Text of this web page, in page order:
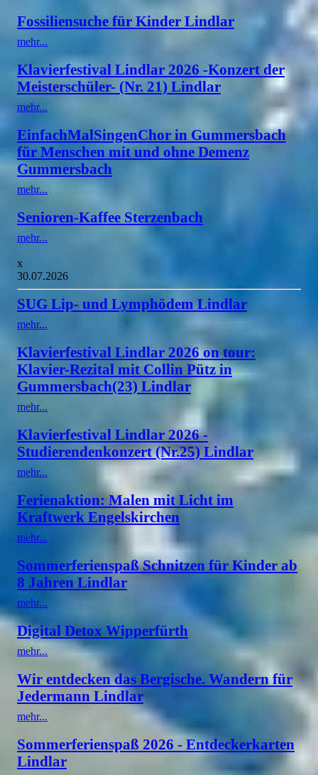
Fossiliensuche für Kinder Lindlar
mehr...
Klavierfestival Lindlar 2026 -Konzert der
Meisterschüler- (Nr. 21) Lindlar
mehr...
EinfachMalSingenChor in Gummersbach
für Menschen mit und ohne Demenz
Gummersbach
mehr...
Senioren-Kaffee Sterzenbach
mehr...
x
30.07.2026
SUG Lip- und Lymphödem Lindlar
mehr...
Klavierfestival Lindlar 2026 on tour:
Klavier-Rezital mit Collin Pütz in
Gummersbach(23) Lindlar
mehr...
Klavierfestival Lindlar 2026 -
Studierendenkonzert (Nr.25) Lindlar
mehr...
Ferienaktion: Malen mit Licht im
Kraftwerk Engelskirchen
mehr...
Sommerferienspaß Schnitzen für Kinder ab
8 Jahren Lindlar
mehr...
Digital Detox Wipperfürth
mehr...
Wir entdecken das Bergische. Wandern für
Jedermann Lindlar
mehr...
Sommerferienspaß 2026 - Entdeckerkarten
Lindlar